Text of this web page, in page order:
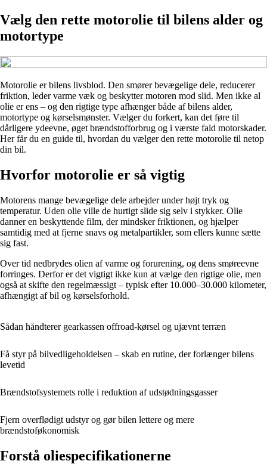
Vælg den rette motorolie til bilens alder og
motortype
Motorolie er bilens livsblod. Den smører bevægelige dele, reducerer
friktion, leder varme væk og beskytter motoren mod slid. Men ikke al
olie er ens – og den rigtige type afhænger både af bilens alder,
motortype og kørselsmønster. Vælger du forkert, kan det føre til
dårligere ydeevne, øget brændstofforbrug og i værste fald motorskader.
Her får du en guide til, hvordan du vælger den rette motorolie til netop
din bil.
Hvorfor motorolie er så vigtig
Motorens mange bevægelige dele arbejder under højt tryk og
temperatur. Uden olie ville de hurtigt slide sig selv i stykker. Olie
danner en beskyttende film, der mindsker friktionen, og hjælper
samtidig med at fjerne snavs og metalpartikler, som ellers kunne sætte
sig fast.
Over tid nedbrydes olien af varme og forurening, og dens smøreevne
forringes. Derfor er det vigtigt ikke kun at vælge den rigtige olie, men
også at skifte den regelmæssigt – typisk efter 10.000–30.000 kilometer,
afhængigt af bil og kørselsforhold.
Sådan håndterer gearkassen offroad-kørsel og ujævnt terræn
Få styr på bilvedligeholdelsen – skab en rutine, der forlænger bilens
levetid
Brændstofsystemets rolle i reduktion af udstødningsgasser
Fjern overflødigt udstyr og gør bilen lettere og mere
brændstoføkonomisk
Forstå oliespecifikationerne